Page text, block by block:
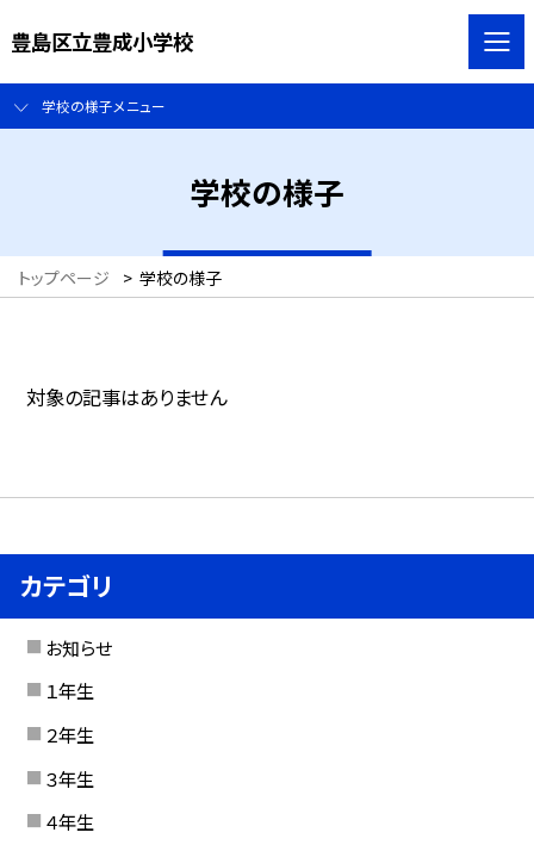
豊島区立豊成小学校
学校の様子メニュー
学校の様子
トップページ > 学校の様子
対象の記事はありません
カテゴリ
お知らせ
１年生
２年生
３年生
４年生